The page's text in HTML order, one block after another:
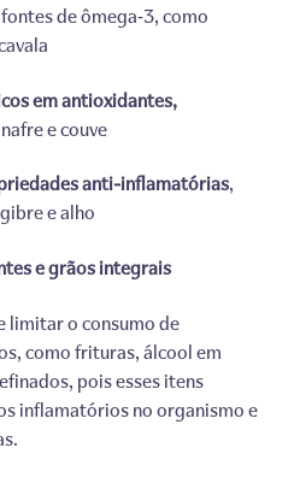
fontes de ômega‑3, como
em antioxidantes,
e couve
anti-inflamatórias,
e alho
e grãos integrais
limitar o consumo de
como frituras, álcool em
pois esses itens
inflamatórios no organismo e